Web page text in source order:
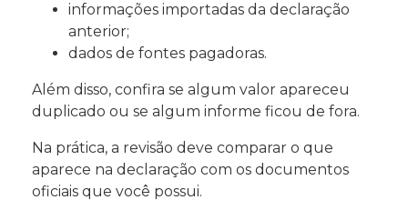
informações importadas da declaração
anterior;
dados de fontes pagadoras.
Além disso, confira se algum valor apareceu
duplicado ou se algum informe ficou de fora.
Na prática, a revisão deve comparar o que
aparece na declaração com os documentos
oficiais que você possui.